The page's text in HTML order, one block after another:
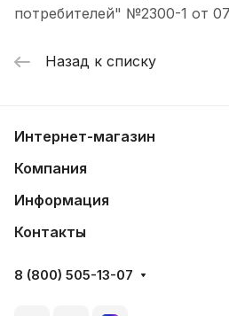
потребителей" №2300-1 от
Назад к списку
Интернет-магазин
Компания
Информация
Контакты
8 (800) 505-13-07